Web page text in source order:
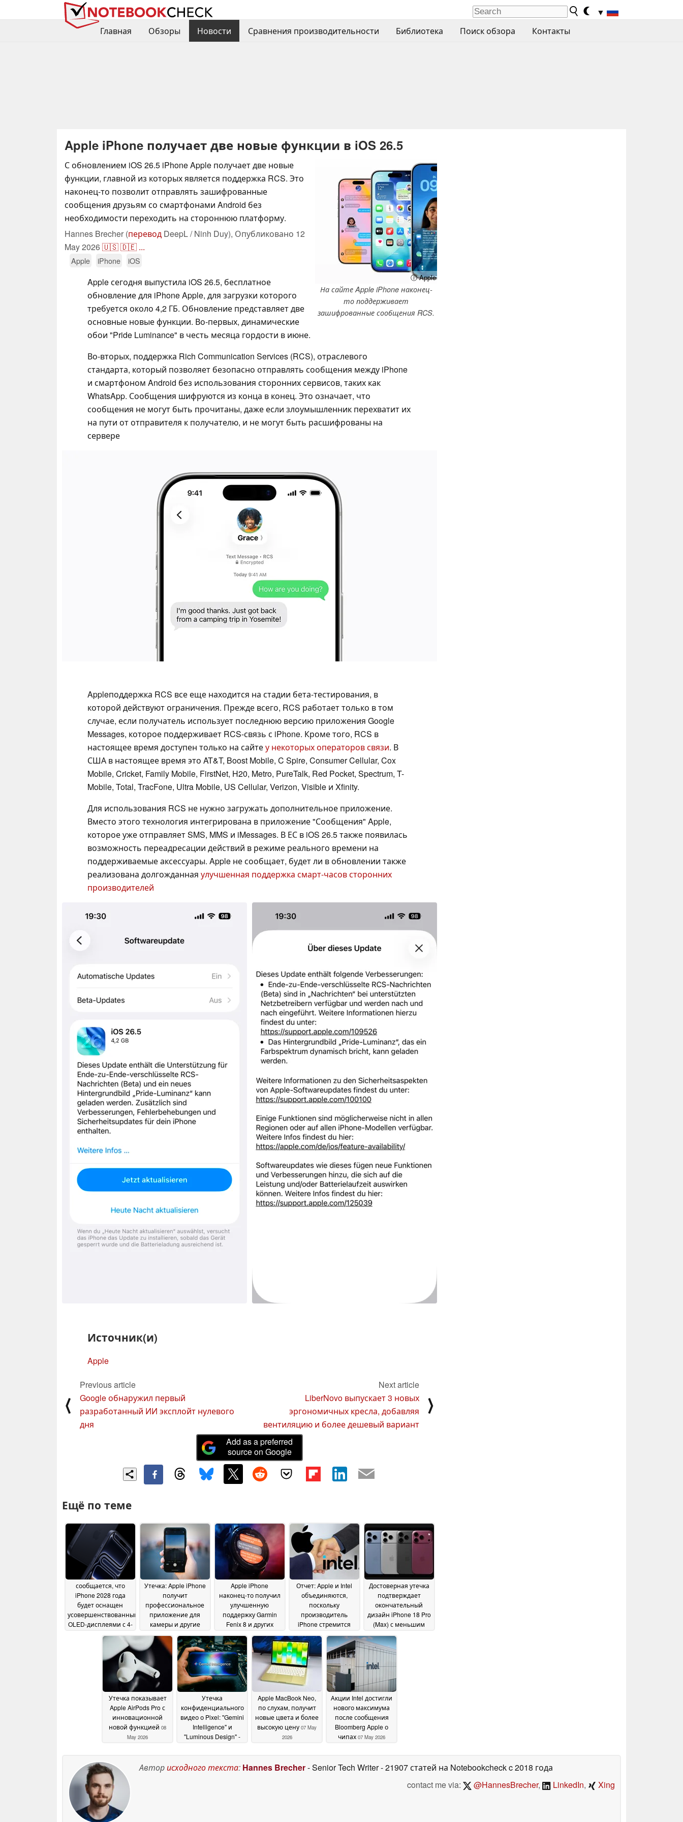
▼
Главная
Обзоры Новости Сравнения производительности Библиотека Поиск обзора Контакты
Apple iPhone получает две новые функции в iOS 26.5
ⓘ Apple
На сайте Apple iPhone наконец-
то поддерживает
зашифрованные сообщения RCS.
С обновлением iOS 26.5 iPhone Apple получает две новые
функции, главной из которых является поддержка RCS. Это
наконец-то позволит отправлять зашифрованные
сообщения друзьям со смартфонами Android без
необходимости переходить на стороннюю платформу.
Hannes Brecher (перевод DeepL / Ninh Duy), Опубликовано 12
May 2026🇺🇸🇩🇪 ...
Apple iPhone iOS
Apple сегодня выпустила iOS 26.5, бесплатное
обновление для iPhone Apple, для загрузки которого
требуется около 4,2 ГБ. Обновление представляет две
основные новые функции. Во-первых, динамические
обои "Pride Luminance" в честь месяца гордости в июне.
Во-вторых, поддержка Rich Communication Services (RCS), отраслевого
стандарта, который позволяет безопасно отправлять сообщения между iPhone
и смартфоном Android без использования сторонних сервисов, таких как
WhatsApp. Сообщения шифруются из конца в конец. Это означает, что
сообщения не могут быть прочитаны, даже если злоумышленник перехватит их
на пути от отправителя к получателю, и не могут быть расшифрованы на
сервере
Appleподдержка RCS все еще находится на стадии бета-тестирования, в
которой действуют ограничения. Прежде всего, RCS работает только в том
случае, если получатель использует последнюю версию приложения Google
Messages, которое поддерживает RCS-связь с iPhone. Кроме того, RCS в
настоящее время доступен только на сайтеу некоторых операторов связи. В
США в настоящее время это AT&T, Boost Mobile, C Spire, Consumer Cellular, Cox
Mobile, Cricket, Family Mobile, FirstNet, H20, Metro, PureTalk, Red Pocket, Spectrum, T-
Mobile, Total, TracFone, Ultra Mobile, US Cellular, Verizon, Visible и Xfinity.
Для использования RCS не нужно загружать дополнительное приложение.
Вместо этого технология интегрирована в приложение "Сообщения" Apple,
которое уже отправляет SMS, MMS и iMessages. В ЕС в iOS 26.5 также появилась
возможность переадресации действий в режиме реального времени на
поддерживаемые аксессуары. Apple не сообщает, будет ли в обновлении также
реализована долгожданная улучшенная поддержка смарт-часов сторонних
производителей
Источник(и)
Apple
⟨
Previous article
Google обнаружил первый
разработанный ИИ эксплойт нулевого
дня
Next article
LiberNovo выпускает 3 новых
эргономичных кресла, добавляя
вентиляцию и более дешевый вариант
⟩
Add as a preferred
source on Google
Ещё по теме
сообщается, что
iPhone 2028 года
будет оснащен
усовершенствованными
OLED-дисплеями с 4-
Утечка: Apple iPhone
получит
профессиональное
приложение для
камеры и другие
в iOS 27
13 May 2026
Apple iPhone
наконец-то получил
улучшенную
поддержку Garmin
Fenix 8 и других
12 May
2026
Отчет: Apple и Intel
объединяются,
поскольку
производитель
iPhone стремится
своих партнеров по
производству чипов
09 May 2026
Достоверная утечка
подтверждает
окончательный
дизайн iPhone 18 Pro
(Max) с меньшим
островом, новым
цветом и
камерой
Утечка показывает
Apple AirPods Pro с
инновационной
новой функцией 08
May 2026
Утечка
конфиденциального
видео о Pixel: "Gemini
Intelligence" и
"Luminous Design" -
Liquid Glass?08 May
Apple MacBook Neo,
по слухам, получит
новые цвета и более
высокую цену 07 May
2026
Акции Intel достигли
нового максимума
после сообщения
Bloomberg Apple о
чипах 07 May 2026
Авторисходного текста: Hannes Brecher- Senior Tech Writer- 21907 статей на Notebookcheckc 2018 года
contact me via:
@HannesBrecher, LinkedIn, Xing